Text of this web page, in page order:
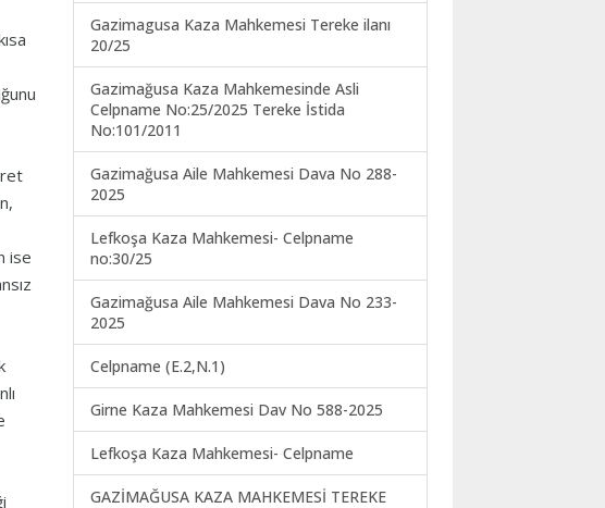
ise
Gazimagusa Kaza Mahkemesi Tereke ilanı
20/25
Gazimağusa Kaza Mahkemesinde Asli
Celpname No:25/2025 Tereke İstida
No:101/2011
Gazimağusa Aile Mahkemesi Dava No 288-
2025
Lefkoşa Kaza Mahkemesi- Celpname
no:30/25
Gazimağusa Aile Mahkemesi Dava No 233-
2025
Celpname (E.2,N.1)
Girne Kaza Mahkemesi Dav No 588-2025
Lefkoşa Kaza Mahkemesi- Celpname
GAZİMAĞUSA KAZA MAHKEMESİ TEREKE